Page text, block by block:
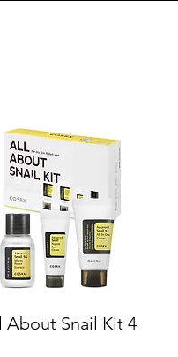
About Snail Kit 4